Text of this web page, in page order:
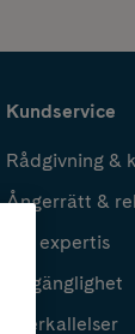
Kundservice
Rådgivning &
Ångerrätt &
Vår expertis
Tillgänglighet
Återkallelser